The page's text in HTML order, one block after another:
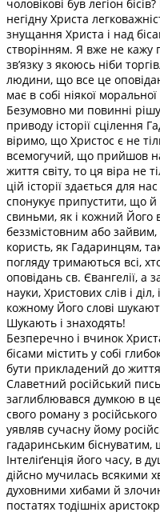
чоловікові був легіон
негідну Христа
знущання Христа і над
створінням. Я вже не кажу
зв’язку з якоюсь ніби
людини, що все це
має в собі ніякої
Безумовно ми повинні
приводу історії сцілення
віримо, що Христос є не
всемогучий, що прийшов
життя світу, то ця віра не
цій історії здається для
спонукує припустити, що й
свиньми, як і кожний Його
беззмістовним або
користь, як Гадаринцям,
погляду тримаються всі,
оповідань св. Євангелії, а
науки, Христових слів і
кожному Його слові
Шукають і знаходять!
Безперечно і вчинок
бісами містить у собі
бути прикладений до життя
Славетний російський
заглиблювався думкою в
свого роману з
уявляв сучасну йому
гадаринським біснуватим,
Інтеліґенція його часу, в
дійсно мучилась всякими
духовними хибами й
постатях тодішніх